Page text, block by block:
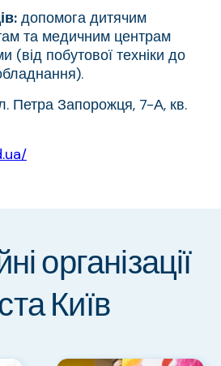
допомога дитячим
та медичним центрам
(від побутової техніки до
Петра Запорожця, 7-А, кв.
організації
Київ